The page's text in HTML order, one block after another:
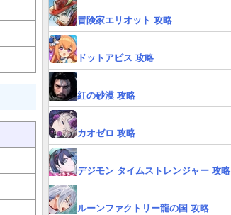
冒険家エリオット 攻略
ドットアビス 攻略
紅の砂漠 攻略
カオゼロ 攻略
デジモン タイムストレンジャー 攻略
ルーンファクトリー龍の国 攻略